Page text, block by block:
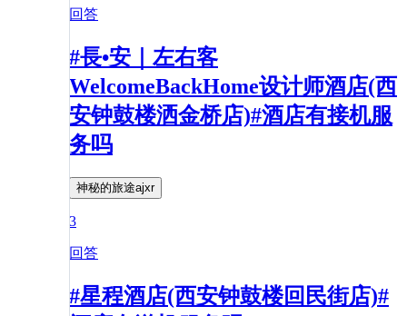
回答
#長•安｜左右客
WelcomeBackHome设计师酒店(西
安钟鼓楼洒金桥店)#酒店有接机服
务吗
神秘的旅途ajxr
3
回答
#星程酒店(西安钟鼓楼回民街店)#